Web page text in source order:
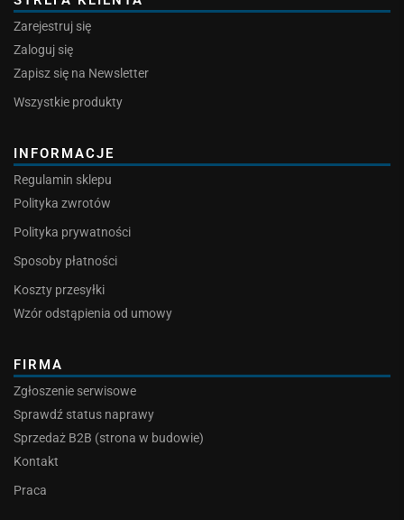
Zarejestruj się
Zaloguj się
Zapisz się na Newsletter
Wszystkie produkty
INFORMACJE
Regulamin sklepu
Polityka zwrotów
Polityka prywatności
Sposoby płatności
Koszty przesyłki
Wzór odstąpienia od umowy
FIRMA
Zgłoszenie serwisowe
Sprawdź status naprawy
Sprzedaż B2B (strona w budowie)
Kontakt
Praca